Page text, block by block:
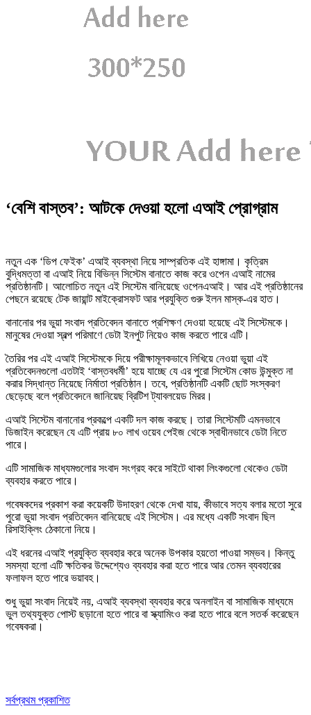
‘বেশি বাস্তব’: আটকে দেওয়া হলো এআই প্রোগ্রাম
নতুন এক ‘ডিপ ফেইক’ এআই ব্যবস্থা নিয়ে সাম্প্রতিক এই হাঙ্গামা। কৃত্রিম
বুদ্ধিমত্তা বা এআই নিয়ে বিভিন্ন সিস্টেম বানাতে কাজ করে ওপেন এআই নামের
প্রতিষ্ঠানটি। আলোচিত নতুন এই সিস্টেম বানিয়েছে ওপেনএআই। আর এই প্রতিষ্ঠানের
পেছনে রয়েছে টেক জায়ান্ট মাইক্রোসফট আর প্রযুক্তি গুরু ইলন মাস্ক-এর হাত।
বানানোর পর ভুয়া সংবাদ প্রতিবেদন বানাতে প্রশিক্ষণ দেওয়া হয়েছে এই সিস্টেমকে।
মানুষের দেওয়া স্বল্প পরিমাণে ডেটা ইনপুট নিয়েও কাজ করতে পারে এটি।
তৈরির পর এই এআই সিস্টেমকে দিয়ে পরীক্ষামূলকভাবে লিখিয়ে নেওয়া ভুয়া এই
প্রতিবেদনগুলো এতটাই ‘বাস্তবধর্মী’ হয়ে যাচ্ছে যে এর পুরো সিস্টেম কোড উন্মুক্ত না
করার সিদ্ধান্ত নিয়েছে নির্মাতা প্রতিষ্ঠান। তবে, প্রতিষ্ঠানটি একটি ছোট সংস্করণ
ছেড়েছে বলে প্রতিবেদনে জানিয়েছ ব্রিটিশ ট্যাবলয়েড মিরর।
এআই সিস্টেম বানানোর প্রকল্পে একটি দল কাজ করছে। তারা সিস্টেমটি এমনভাবে
ডিজাইন করেছেন যে এটি প্রায় ৮০ লাখ ওয়েব পেইজ থেকে স্বাধীনভাবে ডেটা নিতে
পারে।
এটি সামাজিক মাধ্যমগুলোর সংবাদ সংগ্রহ করে সাইটে থাকা লিংকগুলো থেকেও ডেটা
ব্যবহার করতে পারে।
গবেষকদের প্রকাশ করা কয়েকটি উদাহরণ থেকে দেখা যায়, কীভাবে সত্য বলার মতো সুরে
পুরো ভুয়া সংবাদ প্রতিবেদন বানিয়েছে এই সিস্টেম। এর মধ্যে একটি সংবাদ ছিল
রিসাইক্লিং ঠেকানো নিয়ে।
এই ধরনের এআই প্রযুক্তি ব্যবহার করে অনেক উপকার হয়তো পাওয়া সম্ভব। কিন্তু
সমস্যা হলো এটি ক্ষতিকর উদ্দেশ্যেও ব্যবহার করা হতে পারে আর তেমন ব্যবহারের
ফলাফল হতে পারে ভয়াবহ।
শুধু ভুয়া সংবাদ নিয়েই নয়, এআই ব্যবস্থা ব্যবহার করে অনলাইন বা সামাজিক মাধ্যমে
ভুল তথ্যযুক্ত পোস্ট ছড়ানো হতে পারে বা স্ক্যামিংও করা হতে পারে বলে সতর্ক করেছেন
গবেষকরা।
সর্বপ্রথম প্রকাশিত